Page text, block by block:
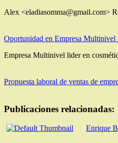
Alex <eladiasomma@gmail.com>
Oportunidad en Empresa Multinivel
Empresa Multinivel lider en
Propuesta laboral de ventas de
Publicaciones relacionadas:
Enrique